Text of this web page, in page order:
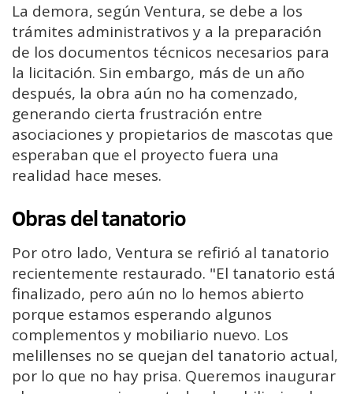
La demora, según Ventura, se debe a los
trámites administrativos y a la preparación
de los documentos técnicos necesarios para
la licitación. Sin embargo, más de un año
después, la obra aún no ha comenzado,
generando cierta frustración entre
asociaciones y propietarios de mascotas que
esperaban que el proyecto fuera una
realidad hace meses.
Obras del tanatorio
Por otro lado, Ventura se refirió al tanatorio
recientemente restaurado. "El tanatorio está
finalizado, pero aún no lo hemos abierto
porque estamos esperando algunos
complementos y mobiliario nuevo. Los
melillenses no se quejan del tanatorio actual,
por lo que no hay prisa. Queremos inaugurar